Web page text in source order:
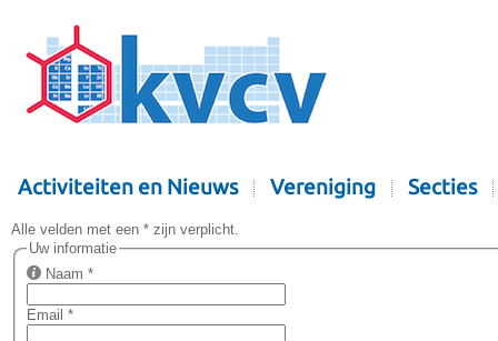
Activiteiten en Nieuws Vereniging Secties
Alle velden met een * zijn verplicht.
Uw informatie
Naam *
Email *